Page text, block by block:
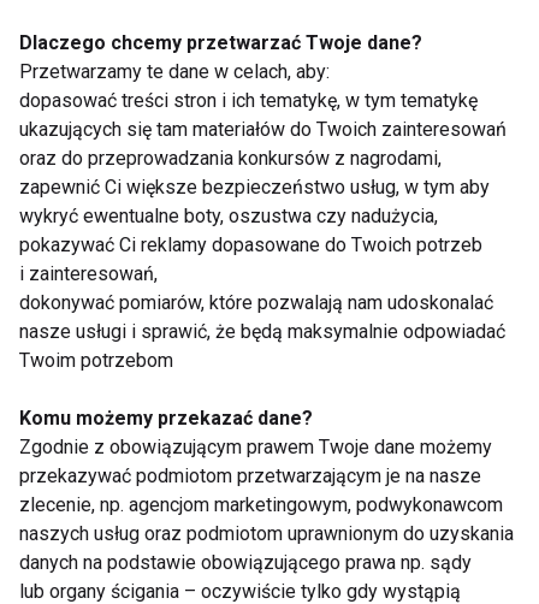
Plecy
Hyc, do plecaka! Czyli
przekąskach do szkoły
by wybrać odpowiedni
model?
Dlaczego chcemy przetwarzać Twoje dane?
Przetwarzamy te dane w celach, aby:
dopasować treści stron i ich tematykę, w tym tematykę
ukazujących się tam materiałów do Twoich zainteresowań
oraz do przeprowadzania konkursów z nagrodami,
zapewnić Ci większe bezpieczeństwo usług, w tym aby
wykryć ewentualne boty, oszustwa czy nadużycia,
pokazywać Ci reklamy dopasowane do Twoich potrzeb
i zainteresowań,
dokonywać pomiarów, które pozwalają nam udoskonalać
nasze usługi i sprawić, że będą maksymalnie odpowiadać
Twoim potrzebom
Komu możemy przekazać dane?
Zgodnie z obowiązującym prawem Twoje dane możemy
przekazywać podmiotom przetwarzającym je na nasze
zlecenie, np. agencjom marketingowym, podwykonawcom
naszych usług oraz podmiotom uprawnionym do uzyskania
danych na podstawie obowiązującego prawa np. sądy
lub organy ścigania – oczywiście tylko gdy wystąpią